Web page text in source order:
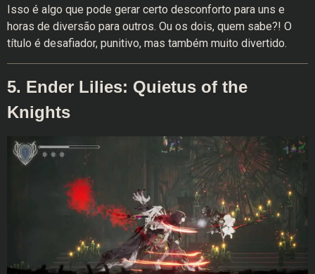
Isso é algo que pode gerar certo desconforto para uns e
horas de diversão para outros. Ou os dois, quem sabe?! O
título é desafiador, punitivo, mas também muito divertido.
5. Ender Lilies: Quietus of the
Knights